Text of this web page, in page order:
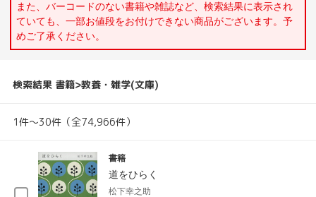
また、バーコードのない書籍や雑誌など、検索結果に表示され
ていても、一部お値段をお付けできない商品がございます。予
めご了承ください。
検索結果 書籍>教養・雑学(文庫)
1件～30件（全74,966件）
書籍
道をひらく
松下幸之助